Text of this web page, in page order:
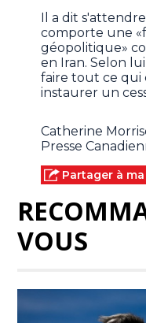
Il a dit
comporte une
géopolitique»
en Iran. Selon
faire tout ce qui
instaurer un
Catherine
Presse
Partager à
VOUS